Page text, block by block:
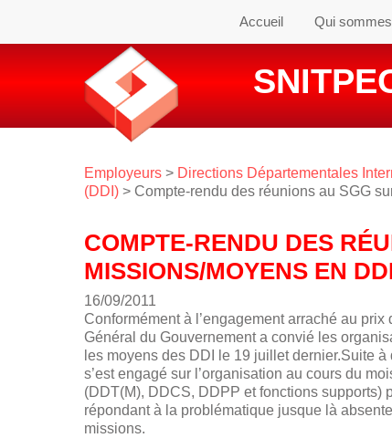
Accueil Qui
Employeurs > Directions Départementales
(DDI) > Compte-rendu des réunions au SGG
COMPTE-RENDU DES
MISSIONS/MOYENS EN
16/09/2011
Conformément à l’engagement arraché au
Général du Gouvernement a convié les
les moyens des DDI le 19 juillet dernier.Suite
s’est engagé sur l’organisation au cours du
(DDT(M), DDCS, DDPP et fonctions supports)
répondant à la problématique jusque là
missions.